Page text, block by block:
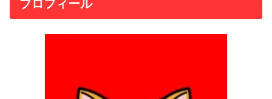
プロフィール